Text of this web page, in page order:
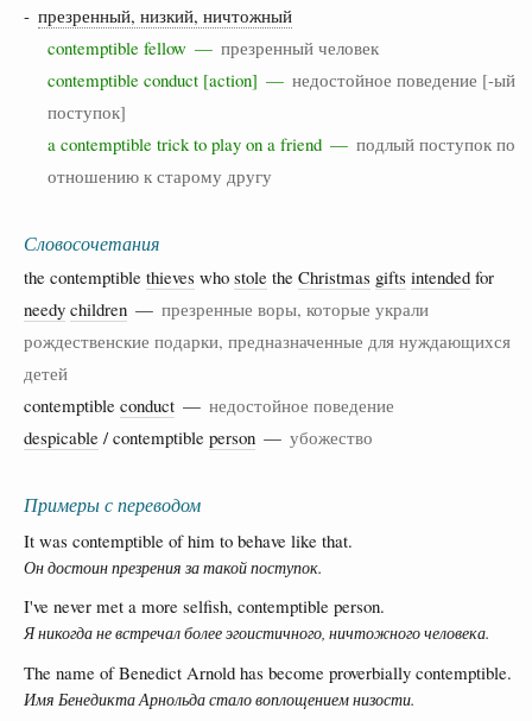
- презренный, низкий, ничтожный
contemptible fellow — презренный человек
contemptible conduct [action] — недостойное поведение [-ый
поступок]
a contemptible trick to play on a friend — подлый поступок по
отношению к старому другу
Словосочетания
the contemptible thieves who stole the Christmas gifts intended for
needy children — презренные воры, которые украли
рождественские подарки, предназначенные для нуждающихся
детей
contemptible conduct — недостойное поведение
despicable / contemptible person — убожество
Примеры с переводом
It was contemptible of him to behave like that.
Он достоин презрения за такой поступок.
I've never met a more selfish, contemptible person.
Я никогда не встречал более эгоистичного, ничтожного человека.
The name of Benedict Arnold has become proverbially contemptible.
Имя Бенедикта Арнольда стало воплощением низости.